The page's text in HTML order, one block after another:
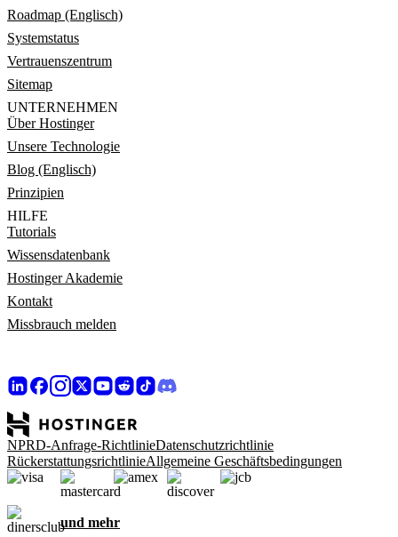
Roadmap (Englisch)
Systemstatus
Vertrauenszentrum
Sitemap
UNTERNEHMEN
Über Hostinger
Unsere Technologie
Blog (Englisch)
Prinzipien
HILFE
Tutorials
Wissensdatenbank
Hostinger Akademie
Kontakt
Missbrauch melden
NPRD-Anfrage-RichtlinieDatenschutzrichtlinie
RückerstattungsrichtlinieAllgemeine Geschäftsbedingungen
und mehr